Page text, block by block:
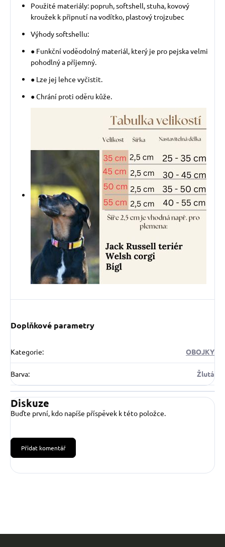
Použité materiály: popruh, softshell, stuha, kovový
kroužek k připnutí na vodítko, plastový trojzubec
Výhody softshellu:
● Funkční voděodolný materiál, který je pro pejska velmi
pohodlný a příjemný.
● Lze jej lehce vyčistit.
● Chrání proti oděru kůže.
Doplňkové parametry
Kategorie: OBOJKY
Barva: Žlutá
Diskuze
Buďte první, kdo napíše příspěvek k této položce.
Přidat komentář